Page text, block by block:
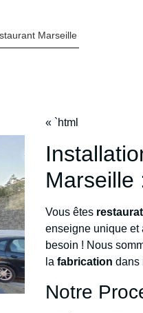
Marseille
« `html
Marseille
Vous êtes
enseigne unique et
besoin ! Nous
lafabrication dans
Notre